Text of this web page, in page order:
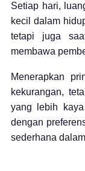
Setiap hari,
kecil dalam
tetapi juga
membawa
Menerapkan
kekurangan,
yang lebih
dengan
sederhana